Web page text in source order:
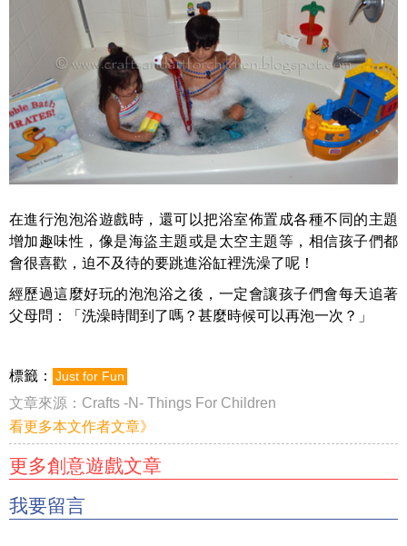
在進行泡泡浴遊戲時，還可以把浴室佈置成各種不同的主題
增加趣味性，像是海盜主題或是太空主題等，相信孩子們都
會很喜歡，迫不及待的要跳進浴缸裡洗澡了呢！
經歷過這麼好玩的泡泡浴之後，一定會讓孩子們會每天追著
父母問：「洗澡時間到了嗎？甚麼時候可以再泡一次？」
標籤： Just for Fun
文章來源： Crafts -N- Things For Children
看更多本文作者文章》
更多創意遊戲文章
我要留言